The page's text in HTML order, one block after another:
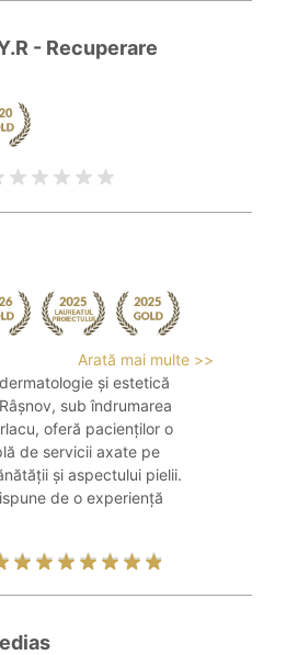
- Recuperare
Arată mai multe >>
și estetică
sub îndrumarea
oferă pacienților o
de servicii axate pe
și aspectului pielii.
de o experiență